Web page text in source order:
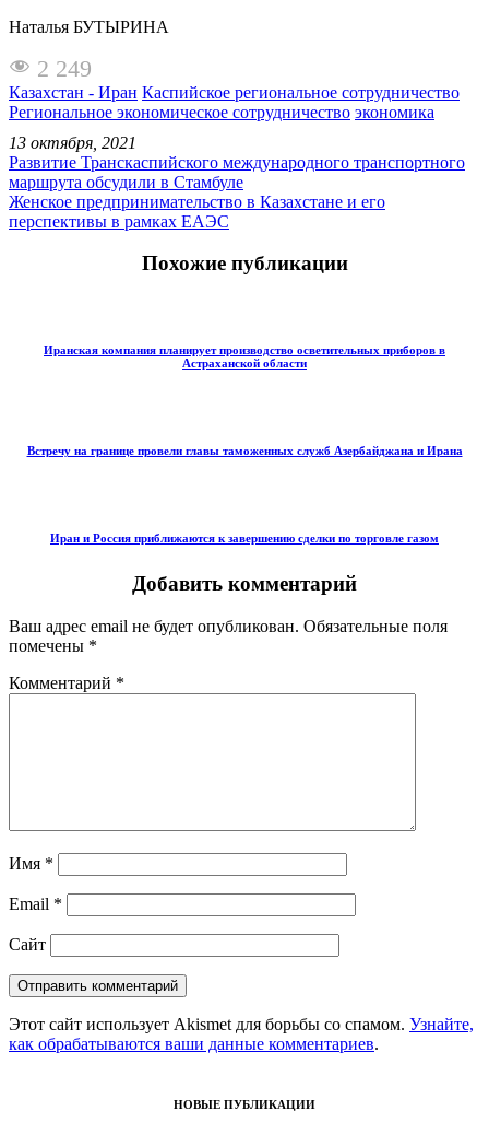
Наталья БУТЫРИНА
2 249
Казахстан - Иран Каспийское региональное сотрудничество
Региональное экономическое сотрудничество экономика
13 октября, 2021
Развитие Транскаспийского международного транспортного
маршрута обсудили в Стамбуле
Женское предпринимательство в Казахстане и его
перспективы в рамках ЕАЭС
Похожие публикации
Иранская компания планирует производство осветительных приборов в
Астраханской области
Встречу на границе провели главы таможенных служб Азербайджана и Ирана
Иран и Россия приближаются к завершению сделки по торговле газом
Добавить комментарий
Ваш адрес email не будет опубликован. Обязательные поля
помечены *
Комментарий *
Имя *
Email *
Сайт
Этот сайт использует Akismet для борьбы со спамом. Узнайте,
как обрабатываются ваши данные комментариев.
НОВЫЕ ПУБЛИКАЦИИ